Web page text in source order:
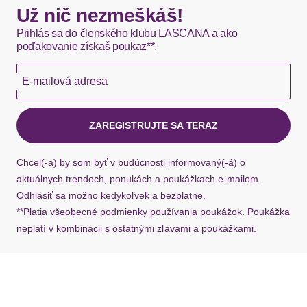
Verschlussdetails
Material
Materialart
Pflegehinweise
40°C Schonwäsche
nicht bleichen
nicht trocknergeeignet
nicht heiß bügeln - Vorsicht beim Bügeln mit
Dampf (120°C)
Keine chemische Reinigung
Okamžite dostupné položky sú zvyčajne doručené
kuriérom DHL do 1-3 pracovných dní.
Hermes - 0,00 EUR
Okamžite dostupné položky sú zvyčajne doručené
kuriérom Hermes do 1-3 pracovných dní.
Už nič nezmeškáš!
Prihlás sa do členského klubu LASCANA a ako
poďakovanie získaš poukaz**.
E-mailová adresa
ZAREGISTRUJTE SA TERAZ
Chcel(-a) by som byť v budúcnosti informovaný(-á) o
aktuálnych trendoch, ponukách a poukážkach e-mailom.
Odhlásiť sa možno kedykoľvek a bezplatne.
**Platia všeobecné podmienky používania poukážok. Poukážka
neplatí v kombinácii s ostatnými zľavami a poukážkami.